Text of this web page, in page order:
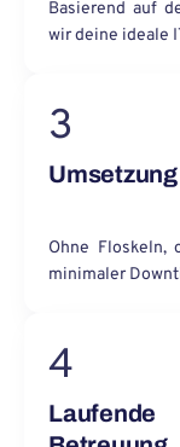
Basierend auf
wir deine ideale
3
Ohne Floskeln,
minimaler
4
Laufende